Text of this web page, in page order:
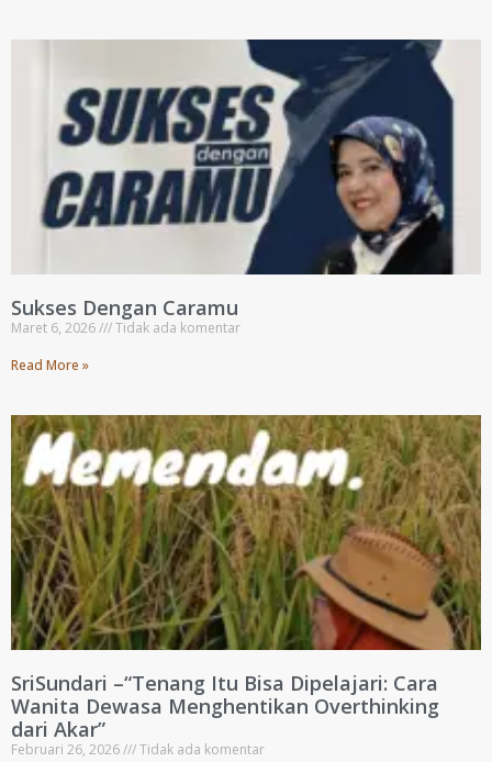
Sukses Dengan Caramu
Maret 6, 2026
Tidak ada komentar
Read More »
SriSundari –“Tenang Itu Bisa Dipelajari: Cara
Wanita Dewasa Menghentikan Overthinking
dari Akar”
Februari 26, 2026
Tidak ada komentar